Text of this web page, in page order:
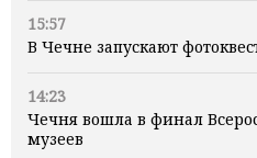
15:57
В Чечне запускают
14:23
Чечня вошла в финал
музеев